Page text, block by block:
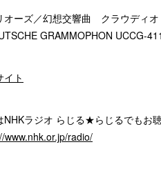
オーズ／幻想交響曲 クラウディオ
GRAMMOPHON UCCG-
イト
NHKラジオ らじる★らじるでもお聴
www.nhk.or.jp/radio/